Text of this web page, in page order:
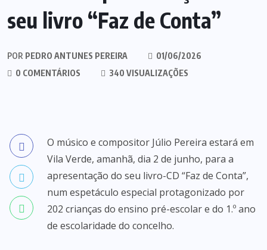
seu livro “Faz de Conta”
POR PEDRO ANTUNES PEREIRA
01/06/2026
0 COMENTÁRIOS
340 VISUALIZAÇÕES
O músico e compositor Júlio Pereira estará em
Vila Verde, amanhã, dia 2 de junho, para a
apresentação do seu livro-CD “Faz de Conta”,
num espetáculo especial protagonizado por
202 crianças do ensino pré-escolar e do 1.º ano
de escolaridade do concelho.